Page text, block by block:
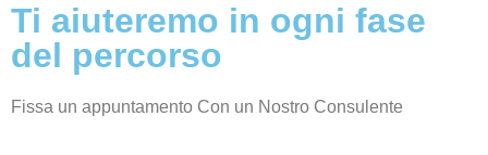
Ti aiuteremo in ogni fase
del percorso
Fissa un appuntamento Con un Nostro Consulente